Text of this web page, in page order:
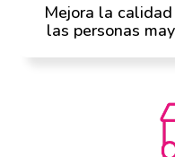
Mejora la
las personas